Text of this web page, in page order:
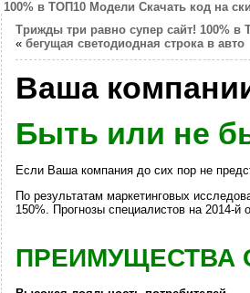
100% в ТОП10 Модели Скачать код на
Трижды три равно супер сайт! 100% в
« бегущая светодиодная строка в авто
Ваша
Быть или не
Если Ваша компания до сих пор не
По результатам маркетинговых
150%. Прогнозы специалистов на 2014-
ПРЕИМУЩЕСТВА